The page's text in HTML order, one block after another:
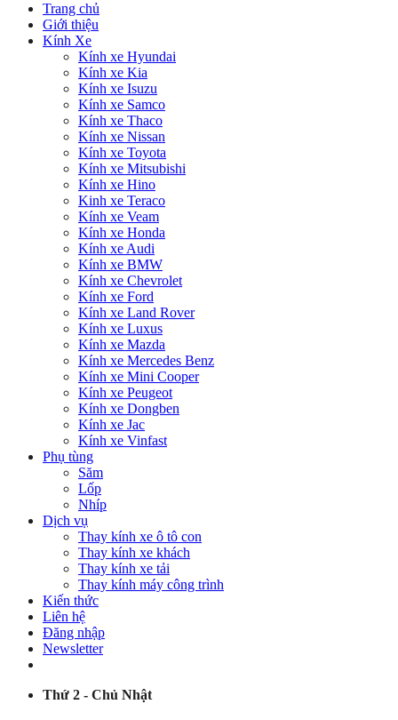
Trang chủ
Giới thiệu
Kính Xe
Kính xe Hyundai
Kính xe Kia
Kính xe Isuzu
Kính xe Samco
Kính xe Thaco
Kính xe Nissan
Kính xe Toyota
Kính xe Mitsubishi
Kính xe Hino
Kinh xe Teraco
Kính xe Veam
Kính xe Honda
Kính xe Audi
Kính xe BMW
Kính xe Chevrolet
Kính xe Ford
Kính xe Land Rover
Kính xe Luxus
Kính xe Mazda
Kính xe Mercedes Benz
Kính xe Mini Cooper
Kính xe Peugeot
Kính xe Dongben
Kính xe Jac
Kính xe Vinfast
Phụ tùng
Săm
Lốp
Nhíp
Dịch vụ
Thay kính xe ô tô con
Thay kính xe khách
Thay kính xe tải
Thay kính máy công trình
Kiến thức
Liên hệ
Đăng nhập
Newsletter
Thứ 2 - Chủ Nhật